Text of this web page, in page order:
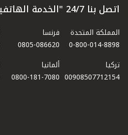
اتصل بنا 24/7 "الخدمة الهاتفية" 1803333
المملكة المتحدة
0-800-014-8898
فرنسا
0805-086620
تركيا
00908507712154​
ألمانيا
0800-181-7080